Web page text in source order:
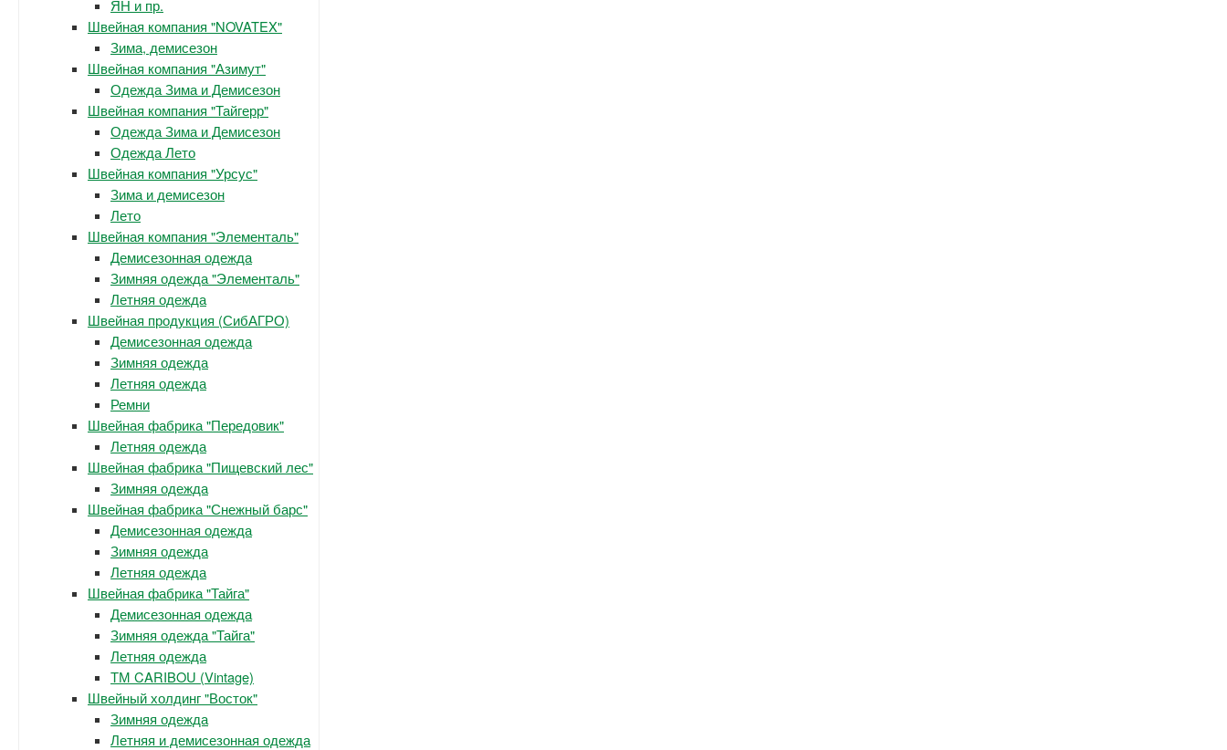
ЯН и пр.
Швейная компания "NOVATEX"
Зима, демисезон
Швейная компания "Азимут"
Одежда Зима и Демисезон
Швейная компания "Тайгерр"
Одежда Зима и Демисезон
Одежда Лето
Швейная компания "Урсус"
Зима и демисезон
Лето
Швейная компания "Элементаль"
Демисезонная одежда
Зимняя одежда "Элементаль"
Летняя одежда
Швейная продукция (СибАГРО)
Демисезонная одежда
Зимняя одежда
Летняя одежда
Ремни
Швейная фабрика "Передовик"
Летняя одежда
Швейная фабрика "Пищевский лес"
Зимняя одежда
Швейная фабрика "Снежный барс"
Демисезонная одежда
Зимняя одежда
Летняя одежда
Швейная фабрика "Тайга"
Демисезонная одежда
Зимняя одежда "Тайга"
Летняя одежда
ТМ CARIBOU (Vintage)
Швейный холдинг "Восток"
Зимняя одежда
Летняя и демисезонная одежда